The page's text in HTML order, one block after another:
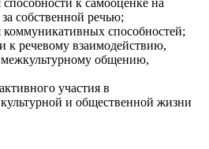
к самооценке на
собственной речью;
коммуникативных способностей;
к речевому взаимодействию,
общению,
участия в
и общественной жизни